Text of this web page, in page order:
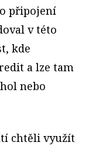
připojení
v této
kde
a lze tam
nebo
chtěli využít